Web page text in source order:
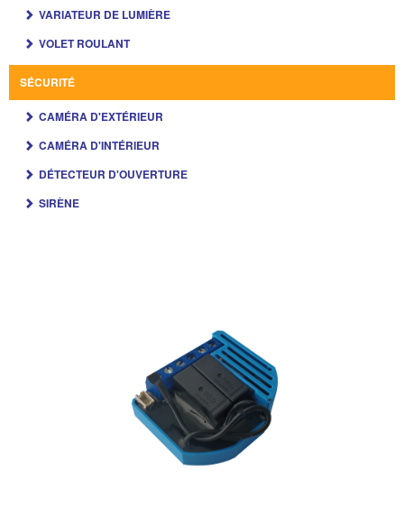
VARIATEUR DE LUMIÈRE
VOLET ROULANT
SÉCURITÉ
CAMÉRA D'EXTÉRIEUR
CAMÉRA D'INTÉRIEUR
DÉTECTEUR D'OUVERTURE
SIRÈNE